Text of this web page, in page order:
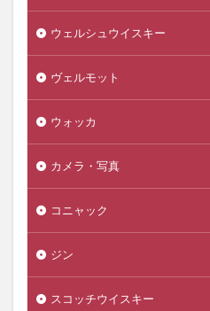
ウェルシュウイスキー
ヴェルモット
ウォッカ
カメラ・写真
コニャック
ジン
スコッチウイスキー